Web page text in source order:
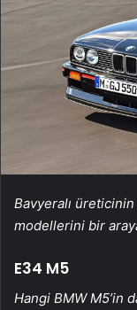
Bavyeralı
modellerini bir
E34 M5
Hangi BMW M5’in